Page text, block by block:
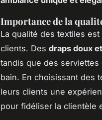
Importance de la
La qualité des textiles
clients. Des draps doux
tandis que des
bain. En choisissant des
leurs clients une
pour fidéliser la clientèle